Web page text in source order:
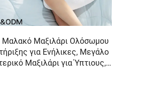
Μαλακό Μαξιλάρι Ολόσωμου
για Ενήλικες, Μεγάλο
Μαξιλάρι για Ύπτιους,